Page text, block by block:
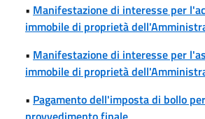
• Manifestazione di interesse per
immobile di proprietà
• Manifestazione di interesse per
immobile di proprietà
• Pagamento dell'imposta di bollo